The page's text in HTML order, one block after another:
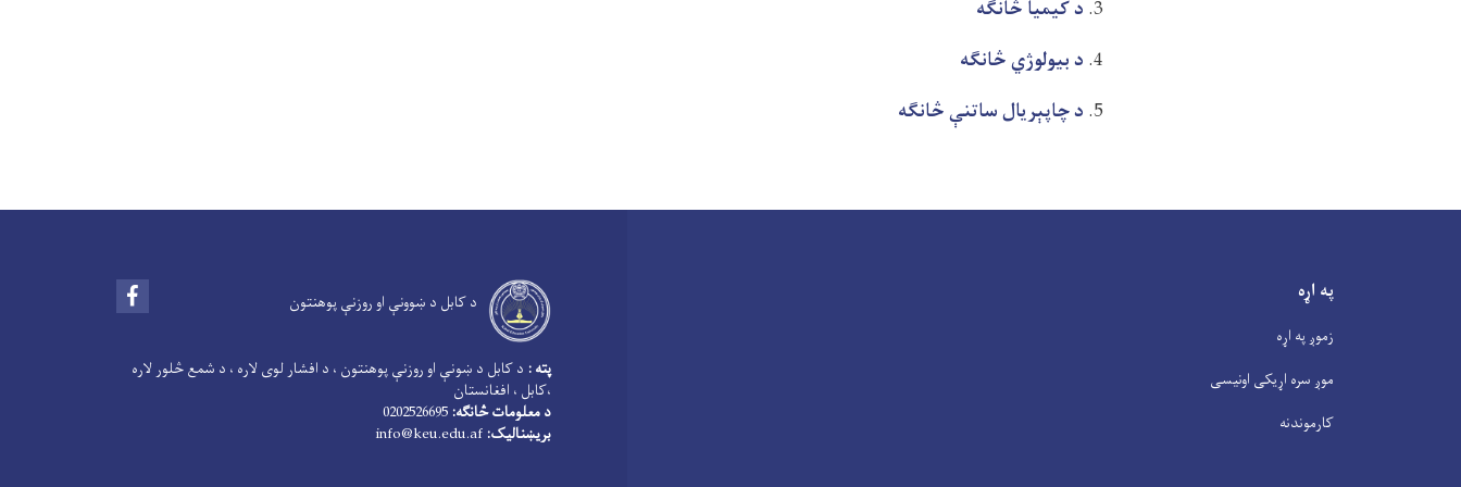
د کیمیا څانګه
د بیولوژي څانګه
د چاپېریال ساتنې څانګه
په اړه
زموږ په اړه
موږ سره اړیکی اونیسی
کارموندنه
د کابل د ښوونې او روزنې پوهنتون
پته : د کابل د ښونې او روزنې پوهنتون ، د افشار لوی لاره ، د شمع څلور لاره
،کابل ، افغانستان
د معلومات څانګه:
بریښنالیک: info@keu.edu.af